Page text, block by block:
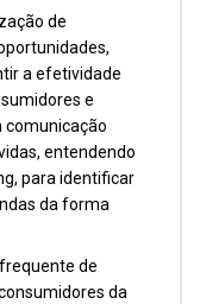
de
a efetividade
e
comunicação
entendendo
para identificar
da forma
de
da